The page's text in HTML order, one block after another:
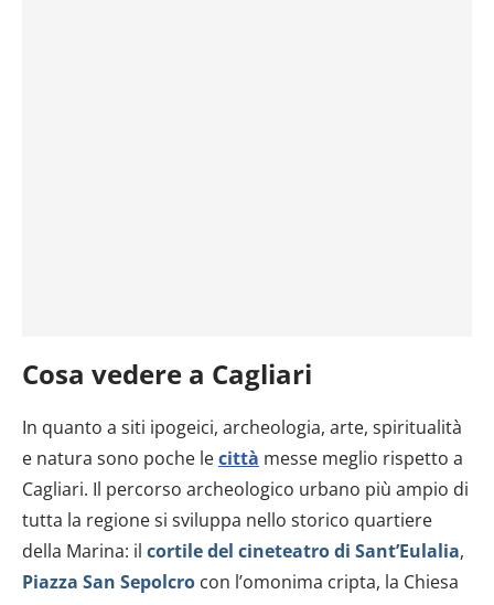
Cosa vedere a Cagliari
In quanto a siti ipogeici, archeologia, arte, spiritualità
e natura sono poche lecittà messe meglio rispetto a
Cagliari. Il percorso archeologico urbano più ampio di
tutta la regione si sviluppa nello storico quartiere
della Marina: il cortile del cineteatro di Sant’Eulalia,
Piazza San Sepolcro con l’omonima cripta, la Chiesa